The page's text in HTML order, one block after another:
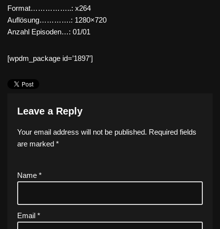
Format……………..: x264
Auflösung………….: 1280×720
Anzahl Episoden…: 01/01
[wpdm_package id=’1897′]
Leave a Reply
Your email address will not be published. Required fields
are marked *
Name *
Email *